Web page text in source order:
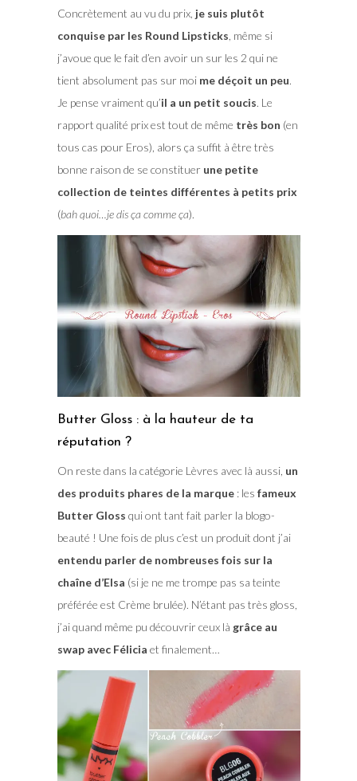
Concrètement au vu du prix, je suis plutôt
conquise par les Round Lipsticks , même si
j’avoue que le fait d’en avoir un sur les 2 qui ne
tient absolument pas sur moi me déçoit un peu.
Je pense vraiment qu’il a un petit soucis. Le
rapport qualité prix est tout de même très bon (en
tous cas pour Eros), alors ça suffit à être très
bonne raison de se constituer une petite
collection de teintes différentes à petits prix
(bah quoi…je dis ça comme ça).
Butter Gloss : à la hauteur de ta
réputation ?
On reste dans la catégorie Lèvres avec là aussi, un
des produits phares de la marque: les fameux
Butter Gloss qui ont tant fait parler la blogo-
beauté ! Une fois de plus c’est un produit dont j’ai
entendu parler de nombreuses fois sur la
chaîne d’Elsa (si je ne me trompe pas sa teinte
préférée est Crème brulée). N’étant pas très gloss,
j’ai quand même pu découvrir ceux là grâce au
swap avec Félicia et finalement…